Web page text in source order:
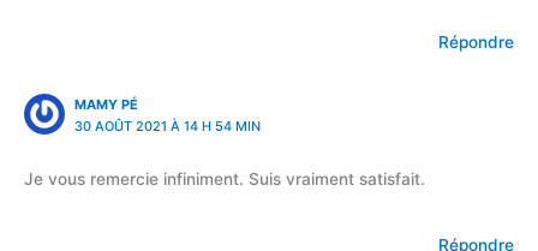
Répondre
MAMY PÉ
30 AOÛT 2021 À 14 H 54 MIN
Je vous remercie infiniment. Suis vraiment satisfait.
Répondre